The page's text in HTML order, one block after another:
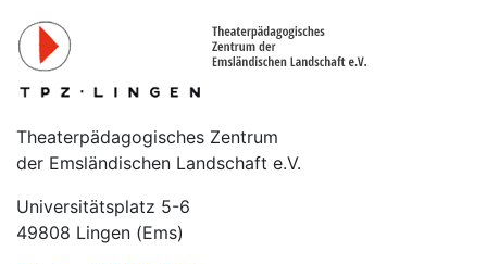
Theaterpädagogisches Zentrum
der Emsländischen Landschaft e.V.
Universitätsplatz 5-6
49808 Lingen (Ems)